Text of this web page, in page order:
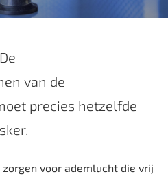
van de
precies hetzelfde
voor ademlucht die vrij